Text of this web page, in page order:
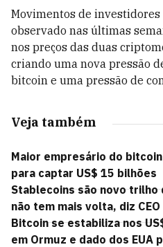
Movimentos de
observado nas últimas
nos preços das duas
criando uma nova pressão
bitcoin e uma pressão de
Veja também
Maior empresário do
para captar US$ 15 bilhões
Stablecoins são novo trilho
não tem mais volta, diz
Bitcoin se estabiliza nos
em Ormuz e dado dos EUA